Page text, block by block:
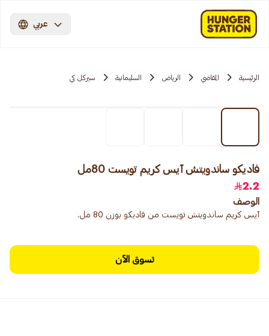
عربي
الرئيسية المقاضي الرياض السليمانية سيركل كي
فاديكو ساندويتش آيس كريم تويست 80مل
2.2
الوصف
آيس كريم ساندويتش تويست من فاديكو بوزن 80 مل.
تسوق الآن